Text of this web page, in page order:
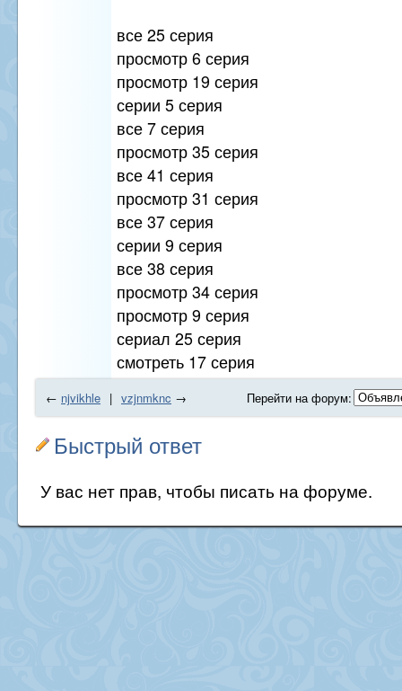
все 25 серия
просмотр 6 серия
просмотр 19 серия
серии 5 серия
все 7 серия
просмотр 35 серия
все 41 серия
просмотр 31 серия
все 37 серия
серии 9 серия
все 38 серия
просмотр 34 серия
просмотр 9 серия
сериал 25 серия
смотреть 17 серия
← njvikhle | vzjnmknc → Перейти на форум:
Быстрый ответ
У вас нет прав, чтобы писать на форуме.